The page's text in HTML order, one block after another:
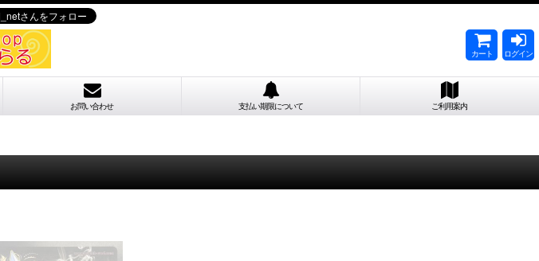
カート ログイン
お問い合わせ 支払い期限について ご利用案内